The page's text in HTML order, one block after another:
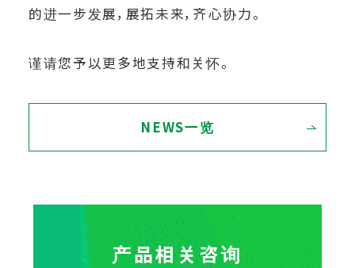
的进一步发展，展拓未来，齐心协力。
谨请您予以更多地支持和关怀。
NEWS一览
产品相关咨询